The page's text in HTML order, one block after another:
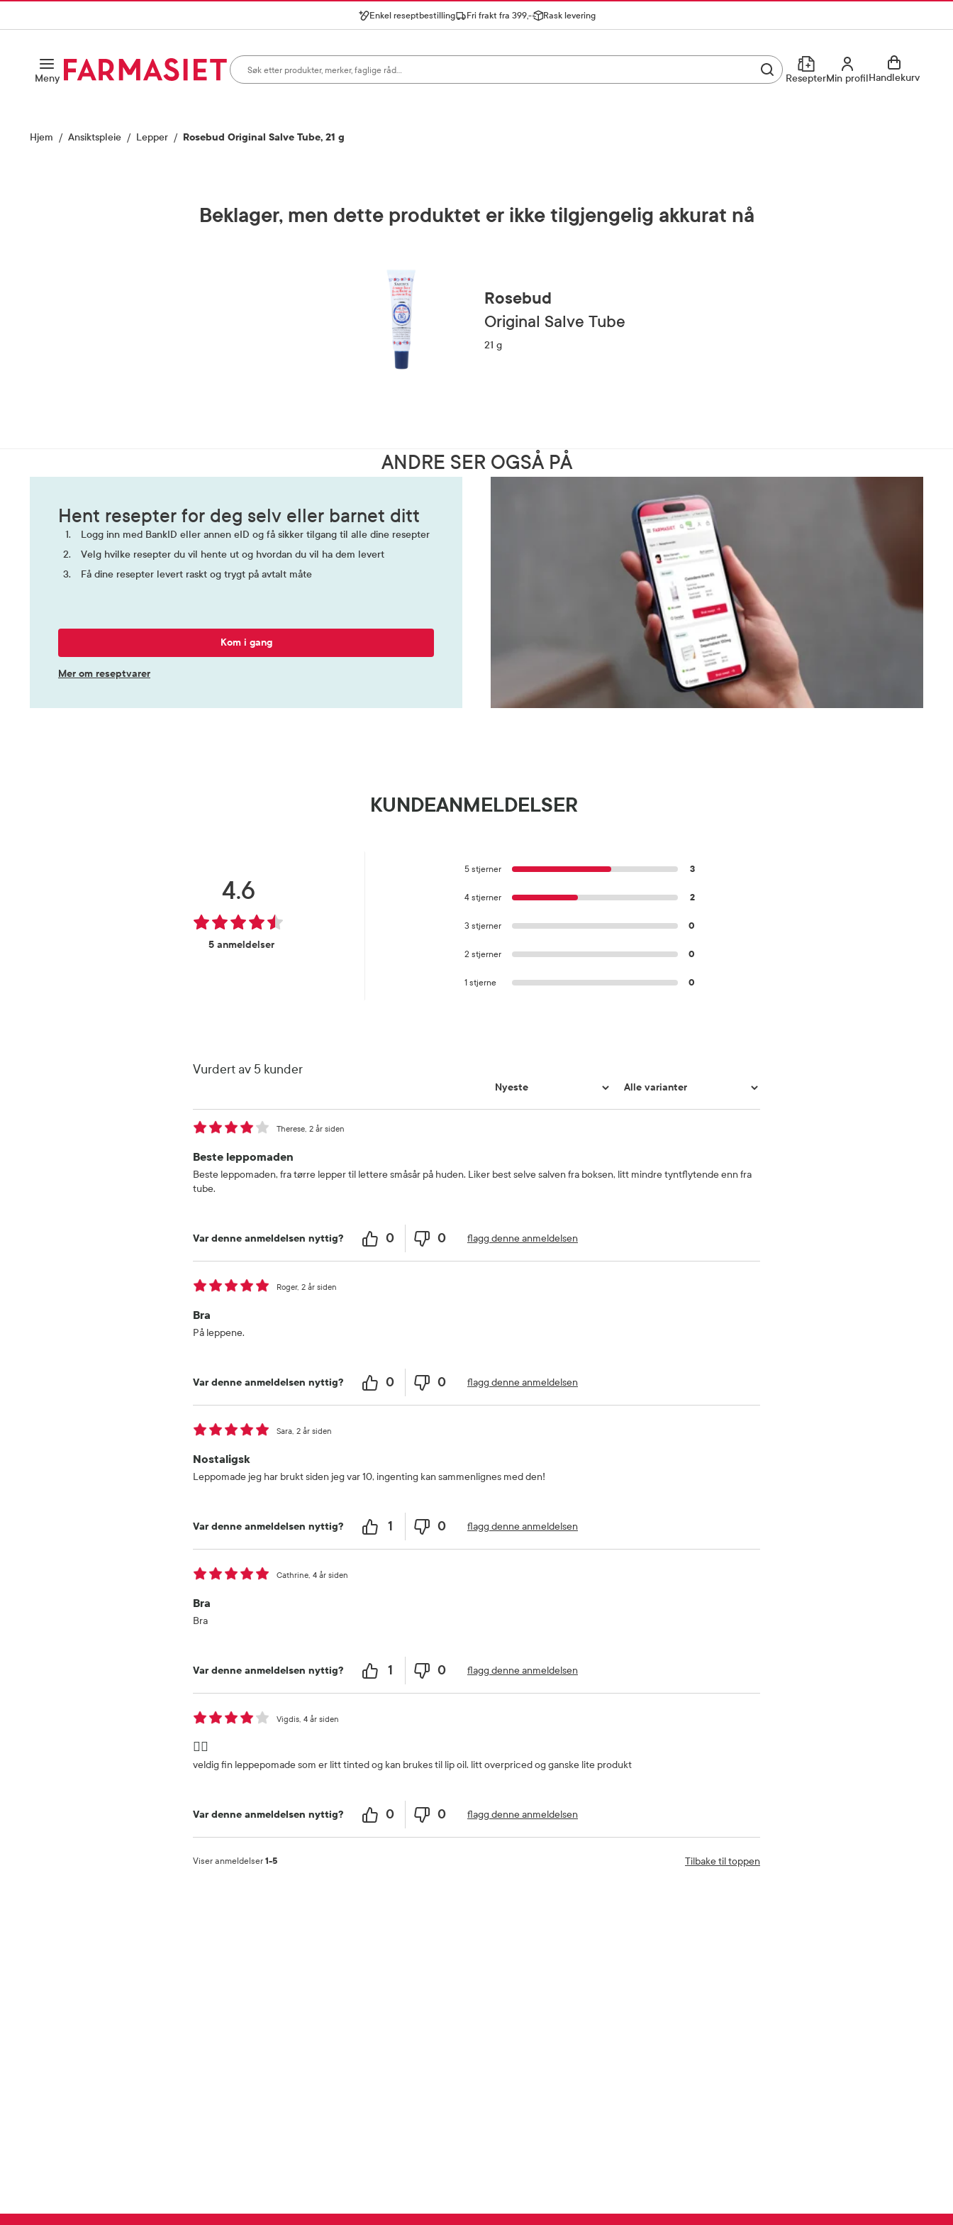
Enkel reseptbestilling Fri frakt fra 399,- Rask levering
INNHOLD
MenyÅpne
Søk i apotek
Utfør søkResepterMin profilMin profilHandlekurv
Hjem Ansiktspleie Lepper Rosebud Original Salve Tube, 21 g
Beklager, men dette produktet er ikke tilgjengelig akkurat nå
Rosebud
Original Salve Tube
21 g
ANDRE SER OGSÅ PÅ
Hent resepter for deg selv eller barnet ditt
Logg inn med BankID eller annen eID og få sikker tilgang til alle dine resepter
Velg hvilke resepter du vil hente ut og hvordan du vil ha dem levert
Få dine resepter levert raskt og trygt på avtalt måte
Kom i gang
Mer om reseptvarer
KUNDEANMELDELSER
4.6
5 anmeldelser
5 stjerner 3
4 stjerner 2
3 stjerner 0
2 stjerner 0
1 stjerne 0
Vurdert av 5 kunder
Beste leppomaden
2 år siden
Therese
Beste leppomaden, fra tørre lepper til lettere småsår på huden. Liker best selve salven fra boksen, litt mindre tyntflytende enn fra
tube.
Var denne anmeldelsen nyttig? 0 0 flagg denne anmeldelsen
Bra
2 år siden
Roger
På leppene.
Var denne anmeldelsen nyttig? 0 0 flagg denne anmeldelsen
Nostaligsk
2 år siden
Sara
Leppomade jeg har brukt siden jeg var 10, ingenting kan sammenlignes med den!
Var denne anmeldelsen nyttig? 1 0 flagg denne anmeldelsen
Bra
4 år siden
Cathrine
Bra
Var denne anmeldelsen nyttig? 1 0 flagg denne anmeldelsen
👍🏼
4 år siden
Vigdis
veldig fin leppepomade som er litt tinted og kan brukes til lip oil. litt overpriced og ganske lite produkt
Var denne anmeldelsen nyttig? 0 0 flagg denne anmeldelsen
Viser anmeldelser 1-5 Tilbake til toppen